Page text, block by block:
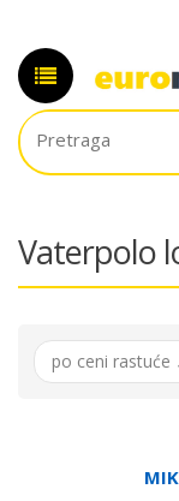
Vaterpolo
po ceni rastuće